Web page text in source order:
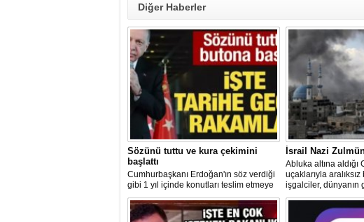
Diğer Haberler
Sözünü tuttu ve kura çekimini
başlattı
Cumhurbaşkanı Erdoğan'ın söz verdiği
gibi 1 yıl içinde konutları teslim etmeye
başlayan AK Parti hükümeti, 2 ayda 76
bin konut teslim etti. Yılsonuna kadar
200 bin konutun teslim edilmesi
İsrail Nazi
Abluka altına aldığı
uçaklarıyla
işgalciler, dünyanın
suçu işlerken,
görüntüler